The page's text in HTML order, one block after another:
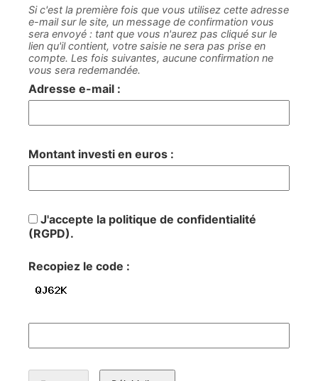
Si c'est la première fois que vous utilisez cette adresse
e-mail sur le site, un message de confirmation vous
sera envoyé : tant que vous n'aurez pas cliqué sur le
lien qu'il contient, votre saisie ne sera pas prise en
compte. Les fois suivantes, aucune confirmation ne
vous sera redemandée.
Adresse e-mail :
Montant investi en euros :
J'accepte la politique de confidentialité
(RGPD).
Recopiez le code :